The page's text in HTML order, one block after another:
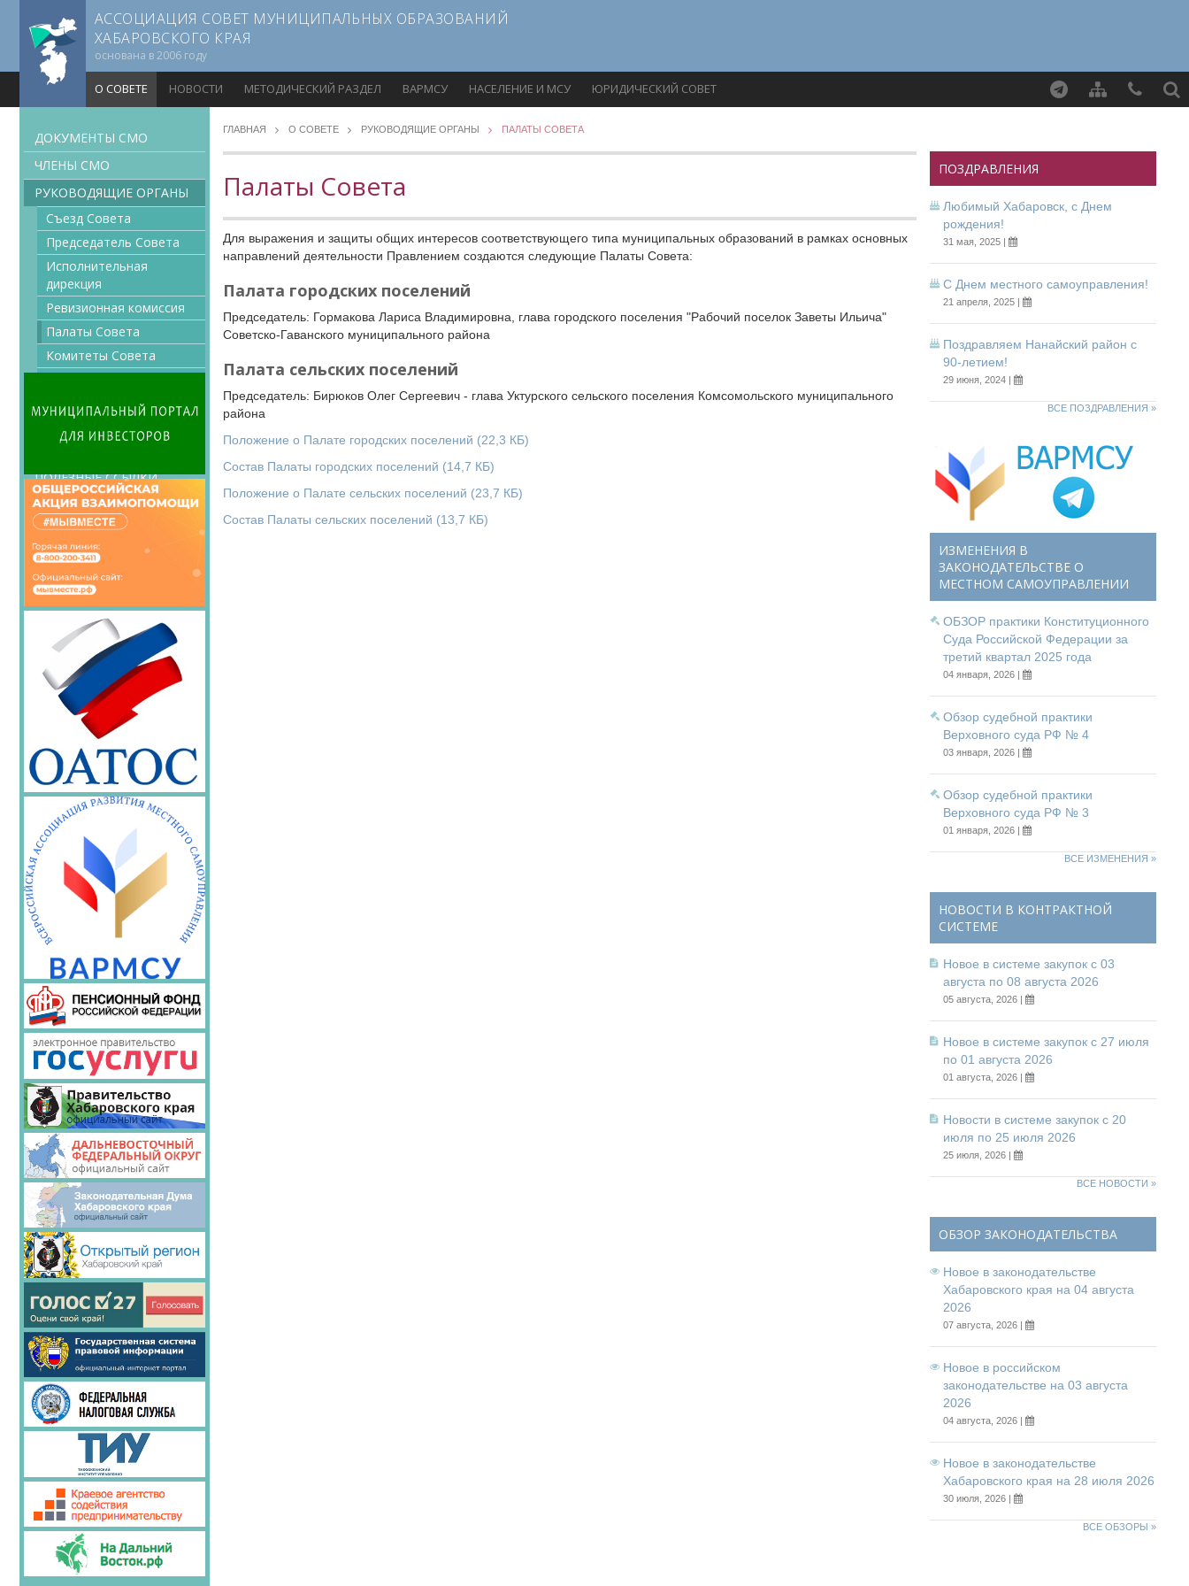
АССОЦИАЦИЯ СОВЕТ МУНИЦИПАЛЬНЫХ ОБРАЗОВАНИЙ
ХАБАРОВСКОГО КРАЯ
основана в 2006 году
О СОВЕТЕ НОВОСТИ МЕТОДИЧЕСКИЙ РАЗДЕЛ ВАРМСУ НАСЕЛЕНИЕ И МСУ ЮРИДИЧЕСКИЙ СОВЕТ
ДОКУМЕНТЫ CMO
ЧЛЕНЫ СМО
РУКОВОДЯЩИЕ ОРГАНЫ
Съезд Совета
Председатель Совета
Исполнительная
дирекция
Ревизионная комиссия
Палаты Совета
Комитеты Совета
ОБРАБОТКА
ПЕРСОНАЛЬНЫХ ДАННЫХ
ПОЛЕЗНЫЕ ССЫЛКИ
КОНТАКТНАЯ
ИНФОРМАЦИЯ
ГЛАВНАЯ О СОВЕТЕ РУКОВОДЯЩИЕ ОРГАНЫ ПАЛАТЫ СОВЕТА
Палаты Совета
Для выражения и защиты общих интересов соответствующего типа муниципальных образований в рамках основных
направлений деятельности Правлением создаются следующие Палаты Совета:
Палата городских поселений
Председатель: Гормакова Лариса Владимировна, глава городского поселения "Рабочий поселок Заветы Ильича"
Советско-Гаванского муниципального района
Палата сельских поселений
Председатель: Бирюков Олег Сергеевич - глава Уктурского сельского поселения Комсомольского муниципального
района
Положение о Палате городских поселений (22,3 КБ)
Состав Палаты городских поселений (14,7 КБ)
Положение о Палате сельских поселений (23,7 КБ)
Состав Палаты сельских поселений (13,7 КБ)
ПОЗДРАВЛЕНИЯ
Любимый Хабаровск, с Днем
рождения!
31 мая, 2025 |
С Днем местного самоуправления!
21 апреля, 2025 |
Поздравляем Нанайский район с
90-летием!
29 июня, 2024 |
ВСЕ ПОЗДРАВЛЕНИЯ »
ИЗМЕНЕНИЯ В
ЗАКОНОДАТЕЛЬСТВЕ О
МЕСТНОМ САМОУПРАВЛЕНИИ
ОБЗОР практики Конституционного
Суда Российской Федерации за
третий квартал 2025 года
04 января, 2026 |
Обзор судебной практики
Верховного суда РФ № 4
03 января, 2026 |
Обзор судебной практики
Верховного суда РФ № 3
01 января, 2026 |
ВСЕ ИЗМЕНЕНИЯ »
НОВОСТИ В КОНТРАКТНОЙ
СИСТЕМЕ
Новое в системе закупок с 03
августа по 08 августа 2026
05 августа, 2026 |
Новое в системе закупок с 27 июля
по 01 августа 2026
01 августа, 2026 |
Новости в системе закупок с 20
июля по 25 июля 2026
25 июля, 2026 |
ВСЕ НОВОСТИ »
ОБЗОР ЗАКОНОДАТЕЛЬСТВА
Новое в законодательстве
Хабаровского края на 04 августа
2026
07 августа, 2026 |
Новое в российском
законодательстве на 03 августа
2026
04 августа, 2026 |
Новое в законодательстве
Хабаровского края на 28 июля 2026
30 июля, 2026 |
ВСЕ ОБЗОРЫ »